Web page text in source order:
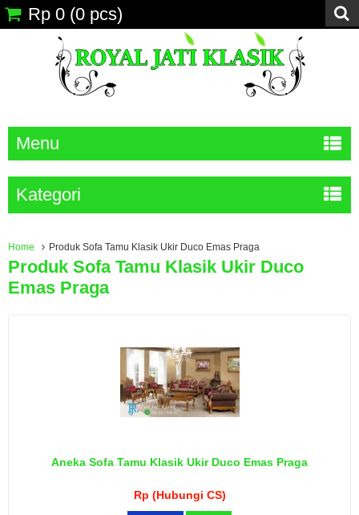
Rp 0 (0 pcs)
Menu
Kategori
Home Produk Sofa Tamu Klasik Ukir Duco Emas Praga
Produk Sofa Tamu Klasik Ukir Duco
Emas Praga
Aneka Sofa Tamu Klasik Ukir Duco Emas Praga
Rp (Hubungi CS)